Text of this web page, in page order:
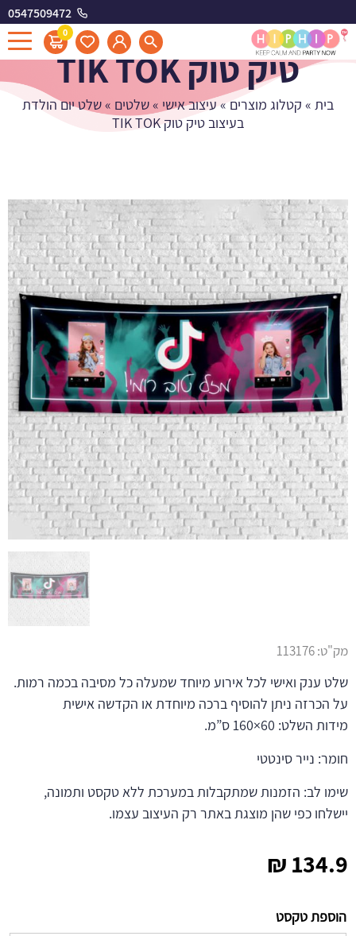
0547509472
0
שלט יום הולדת בעיצוב
טיק טוק TIK TOK
בית » קטלוג מוצרים » עיצוב אישי »שלטים »שלט יום הולדת
בעיצוב טיק טוק TIK TOK
134.9
₪
הוספת טקסט
מק"ט:113176
שלט ענק ואישי לכל אירוע מיוחד שמעלה כל מסיבה בכמה רמות.
על הכרזה ניתן להוסיף ברכה מיוחדת או הקדשה אישית
מידות השלט: 60×160 ס”מ.
חומר: נייר סינטטי
שימו לב: הזמנות שמתקבלות במערכת ללא טקסט ותמונה,
יישלחו כפי שהן מוצגת באתר רק העיצוב עצמו.